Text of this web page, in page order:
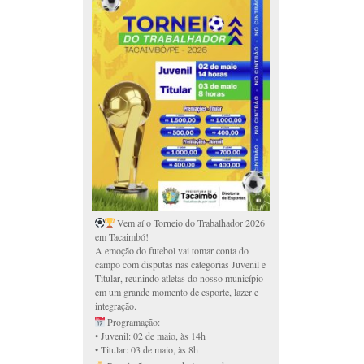
Vem aí o Torneio do Trabalhador 2026
em Tacaimbó!
A emoção do futebol vai tomar conta do
campo com disputas nas categorias Juvenil e
Titular, reunindo atletas do nosso município
em um grande momento de esporte, lazer e
integração.
Programação:
• Juvenil: 02 de maio, às 14h
• Titular: 03 de maio, às 8h